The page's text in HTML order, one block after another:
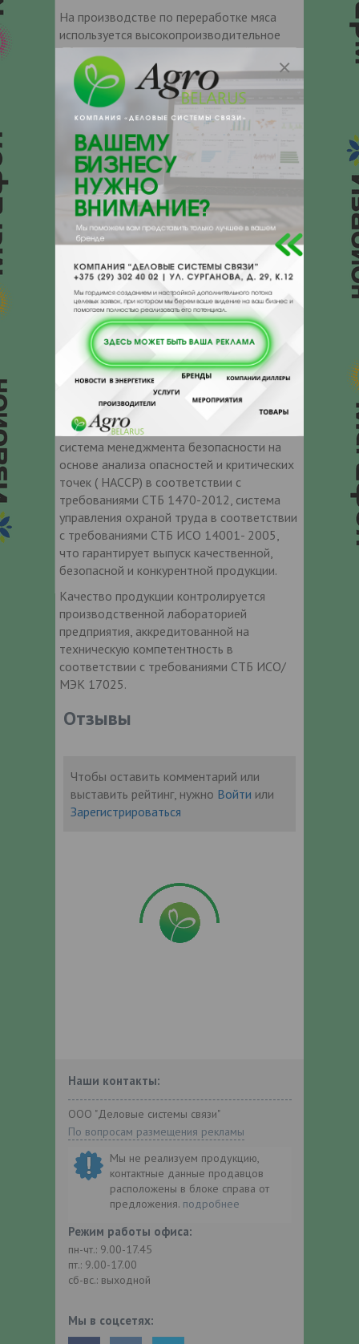
На производстве по переработке мяса
используется высокопроизводительное
оборудование из западноевропейских
стран, что дает возможность выпускать
продукцию высокого качества. Поэтому, с
уверенностью можно констатировать:
Ошмянский мясокомбинат — это
стабильное высокотехнологичное
производство, которое отвечает самым
современным требованиям к предприятию
пищевой промышленности.
Продукция ОАО «Ошмянский
мясокомбинат» выпускается и
брендом «З павагай да якасцi».
Наша торговая марка целенаправленно
акцентирует традиционность качества и
производства, его богатую историю, опыт
и лучшие традиции.
На предприятии функционируют
сертифицированная: система
менеджмента качества в соответствии с
требованиями СТБ ISO 9001-2009,
система менеджмента безопасности на
основе анализа опасностей и критических
точек ( НАССР) в соответствии с
требованиями СТБ 1470-2012, система
управления охраной труда в соответствии
с требованиями СТБ ИСО 14001- 2005,
что гарантирует выпуск качественной,
безопасной и конкурентной продукции.
Качество продукции контролируется
производственной лабораторией
предприятия, аккредитованной на
техническую компетентность в
соответствии с требованиями СТБ ИСО/
МЭК 17025.
Отзывы
Чтобы оставить комментарий или
выставить рейтинг, нужно Войти или
Зарегистрироваться
Наши контакты:
ООО "Деловые системы связи"
По вопросам размещения рекламы
Мы не реализуем продукцию,
контактные данные продавцов
расположены в блоке справа от
предложения. подробнее
Режим работы офиса:
пн-чт.: 9.00-17.45
пт.: 9.00-17.00
сб-вс.: выходной
Мы в соцсетях: